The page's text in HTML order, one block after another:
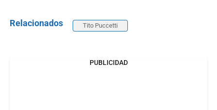
Relacionados Tito Puccetti
PUBLICIDAD